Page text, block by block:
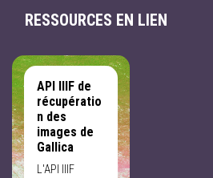
RESSOURCES EN LIEN
API IIIF de
récupératio
n des
images de
Gallica
L'API IIIF